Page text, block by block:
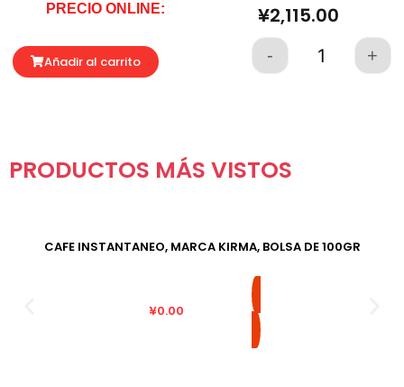
PRECIO ONLINE: ¥2,115.00
Quantity
- +
Añadir al carrito
PRODUCTOS MÁS VISTOS
CAFE INSTANTANEO, MARCA KIRMA, BOLSA DE 100GR
¥0.00